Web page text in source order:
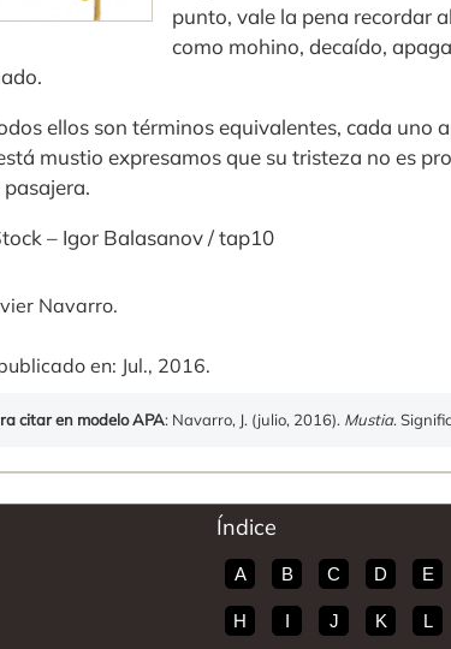
punto, vale la pena recordar
como mohino, decaído,
ellos son términos equivalentes, cada
mustio expresamos que su tristeza no es
– Igor Balasanov / tap10
Navarro.
en: Jul., 2016.
citar en modelo APA: Navarro, J. (julio, 2016). Mustia.
Índice
A B C D E
H I J K L